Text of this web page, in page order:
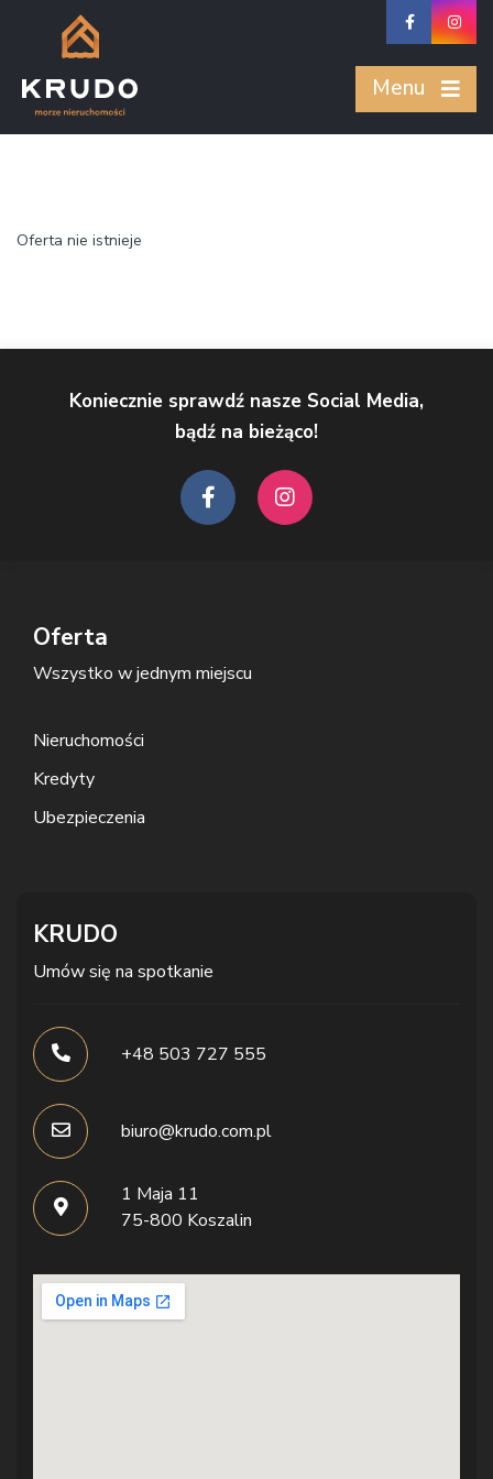
Menu
Oferta nie istnieje
Koniecznie sprawdź nasze Social Media,
bądź na bieżąco!
Oferta
Wszystko w jednym miejscu
Nieruchomości
Kredyty
Ubezpieczenia
KRUDO
Umów się na spotkanie
+48 503 727 555
biuro@krudo.com.pl
1 Maja 11
75-800 Koszalin